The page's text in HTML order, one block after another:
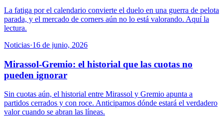
La fatiga por el calendario convierte el duelo en una guerra de pelota
parada, y el mercado de corners aún no lo está valorando. Aquí la
lectura.
Noticias·16 de junio, 2026
Mirassol-Gremio: el historial que las cuotas no
pueden ignorar
Sin cuotas aún, el historial entre Mirassol y Gremio apunta a
partidos cerrados y con roce. Anticipamos dónde estará el verdadero
valor cuando se abran las líneas.